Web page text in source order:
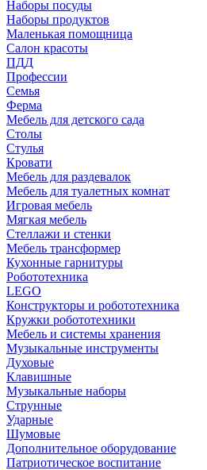
Наборы посуды
Наборы продуктов
Маленькая помощница
Салон красоты
ПДД
Профессии
Семья
Ферма
Мебель для детского сада
Столы
Cтулья
Кровати
Мебель для раздевалок
Мебель для туалетных комнат
Игровая мебель
Мягкая мебель
Стеллажи и стенки
Мебель трансформер
Кухонные гарнитуры
Робототехника
LEGO
Конструкторы и робототехника
Кружки робототехники
Мебель и системы хранения
Музыкальные инструменты
Духовые
Клавишные
Музыкальные наборы
Струнные
Ударные
Шумовые
Дополнительное оборудование
Патриотическое воспитание